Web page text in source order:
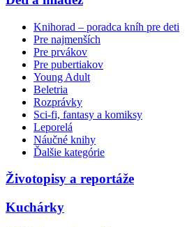
Knihorad – poradca kníh pre deti
Pre najmenších
Pre prvákov
Pre pubertiakov
Young Adult
Beletria
Rozprávky
Sci-fi, fantasy a komiksy
Leporelá
Náučné knihy
Ďalšie kategórie
Životopisy a reportáže
Kuchárky